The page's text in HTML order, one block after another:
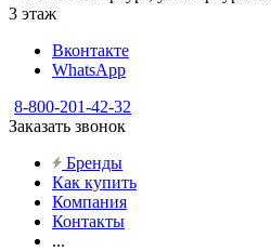
3 этаж
Вконтакте
WhatsApp
8-800-201-42-32
Заказать звонок
Бренды
Как купить
Компания
Контакты
...